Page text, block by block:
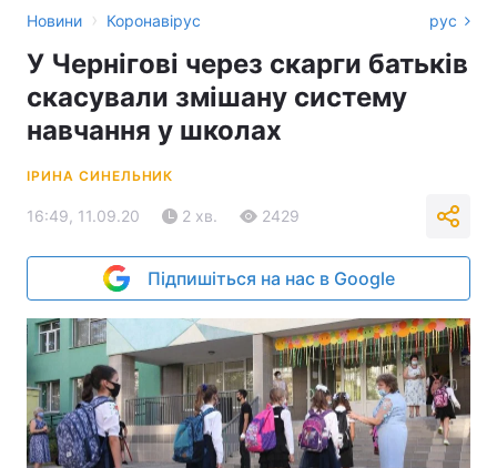
Новини › Коронавірус рус
У Чернігові через скарги батьків
скасували змішану систему
навчання у школах
ІРИНА СИНЕЛЬНИК
16:49, 11.09.20 2 хв. 2429
Підпишіться на нас в Google